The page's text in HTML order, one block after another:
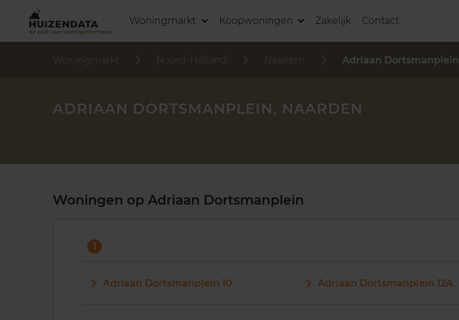
Woningmarkt Koopwoningen Zakelijk Contact
Woningmarkt Noord-Holland Naarden Adriaan Dortsmanplein
ADRIAAN DORTSMANPLEIN, NAARDEN
Woningen op Adriaan Dortsmanplein
1
Adriaan Dortsmanplein 10 Adriaan Dortsmanplein 12A